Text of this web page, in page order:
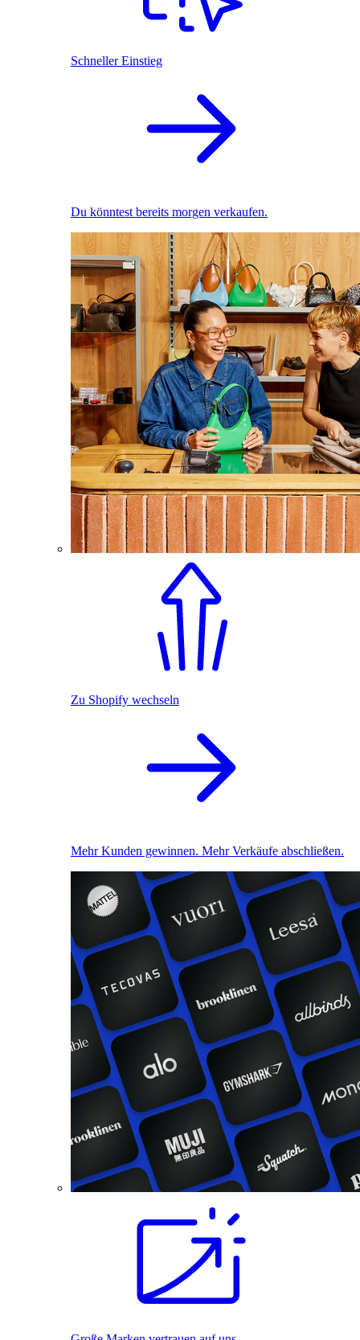
Schneller Einstieg
Du könntest bereits morgen verkaufen.
Zu Shopify wechseln
Mehr Kunden gewinnen. Mehr Verkäufe abschließen.